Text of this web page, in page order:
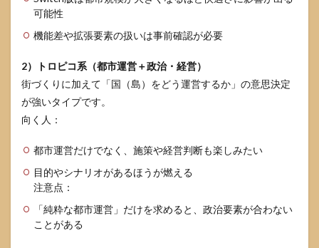
可能性
機能差や拡張要素の扱いは事前確認が必要
2）トロピコ系（都市運営＋政治・経営）
街づくりに加えて「国（島）をどう運営するか」の意思決定
が強いタイプです。
向く人：
都市運営だけでなく、施策や経営判断も楽しみたい
目的やシナリオがあるほうが燃える
注意点：
「純粋な都市運営」だけを求めると、政治要素が合わない
ことがある